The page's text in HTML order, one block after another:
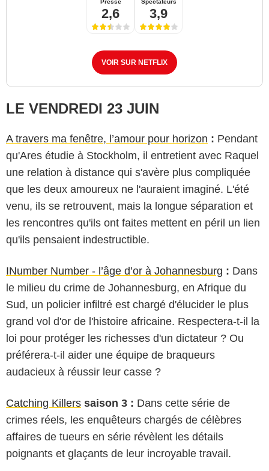
2,6 3,9
VOIR SUR NETFLIX
LE VENDREDI 23 JUIN
A travers ma fenêtre, l’amour pour horizon : Pendant
qu'Ares étudie à Stockholm, il entretient avec Raquel
une relation à distance qui s'avère plus compliquée
que les deux amoureux ne l'auraient imaginé. L'été
venu, ils se retrouvent, mais la longue séparation et
les rencontres qu'ils ont faites mettent en péril un lien
qu'ils pensaient indestructible.
INumber Number - l’âge d’or à Johannesburg : Dans
le milieu du crime de Johannesburg, en Afrique du
Sud, un policier infiltré est chargé d'élucider le plus
grand vol d'or de l'histoire africaine. Respectera-t-il la
loi pour protéger les richesses d'un dictateur ? Ou
préférera-t-il aider une équipe de braqueurs
audacieux à réussir leur casse ?
Catching Killers saison 3 : Dans cette série de
crimes réels, les enquêteurs chargés de célèbres
affaires de tueurs en série révèlent les détails
poignants et glaçants de leur incroyable travail.